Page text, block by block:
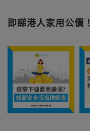
即睇港人家用公價！